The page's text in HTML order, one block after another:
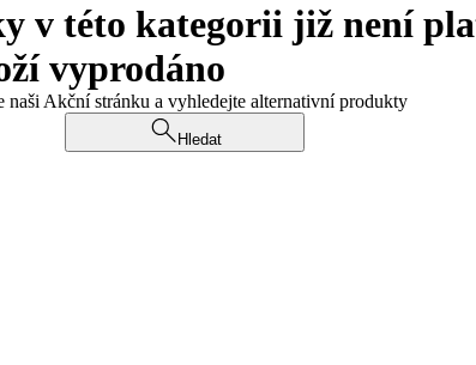
v této kategorii již není
vyprodáno
naši Akční stránku a vyhledejte alternativní produkty
Hledat